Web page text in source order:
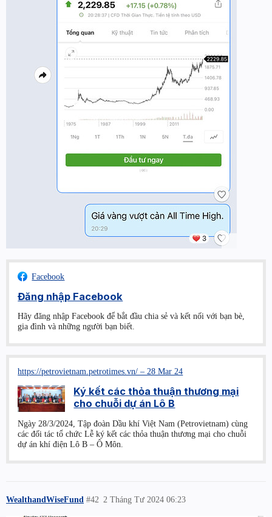
Facebook
Đăng nhập Facebook
Hãy đăng nhập Facebook để bắt đầu chia sẻ và kết nối với bạn bè,
gia đình và những người bạn biết.
https://petrovietnam.petrotimes.vn/ – 28 Mar 24
Ký kết các thỏa thuận thương mại
cho chuỗi dự án Lô B
Ngày 28/3/2024, Tập đoàn Dầu khí Việt Nam (Petrovietnam) cùng
các đối tác tổ chức Lễ ký kết các thỏa thuận thương mại cho chuỗi
dự án khí điện Lô B – Ô Môn.
WealthandWiseFund 2 Tháng Tư 2024 06:23
#42